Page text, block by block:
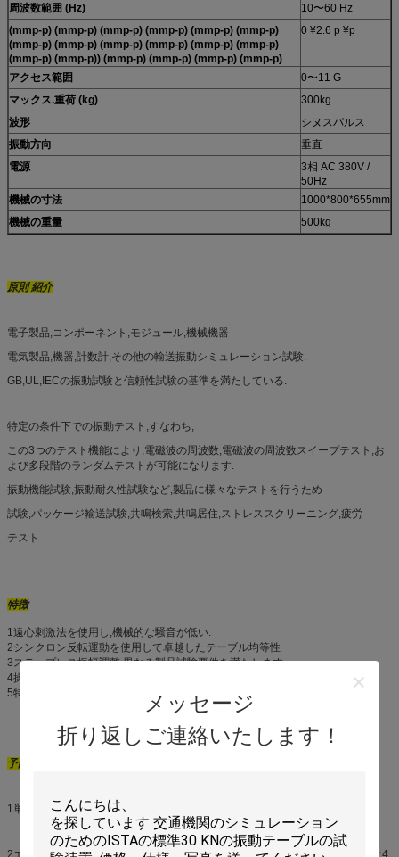
メッセージ
折り返しご連絡いたします！
周波数範囲 (Hz)
10〜60 Hz
(mmp-p) (mmp-p) (mmp-p) (mmp-p) (mmp-p) (mmp-p)
(mmp-p) (mmp-p) (mmp-p) (mmp-p) (mmp-p) (mmp-p)
(mmp-p) (mmp-p)) (mmp-p) (mmp-p) (mmp-p) (mmp-p)
0 ¥2.6 p ¥p
アクセス範囲
0〜11 G
マックス.重荷 (kg)
300kg
波形
シヌスパルス
振動方向
垂直
電源
3相 AC 380V /
50Hz
機械の寸法
1000*800*655mm
機械の重量
500kg
原則 紹介
電子製品,コンポーネント,モジュール,機械機器
電気製品,機器,計数計,その他の輸送振動シミュレーション試験.
GB,UL,IECの振動試験と信頼性試験の基準を満たしている.
特定の条件下での振動テスト,すなわち,
この3つのテスト機能により,電磁波の周波数,電磁波の周波数スイープテスト,お
よび多段階のランダムテストが可能になります.
振動機能試験,振動耐久性試験など,製品に様々なテストを行うため
試験,パッケージ輸送試験,共鳴検索,共鳴居住,ストレススクリーニング,疲労
テスト
特徴
1遠心刺激法を使用し,機械的な騒音が低い.
2シンクロン反転運動を使用して卓越したテーブル均等性
3ステップレス振幅調整,異なる製品試験要件を満たします.
4操作制御インターフェイスは使いやすい.
5特殊な基礎のない衝撃吸収袋で固定されます.
予防策
1単相 AC 220V ±10%(50Hz) の電源が振動試験台に使用される.
2エクセントリックブロックの調整: 機械のためのエクセントリックブロックは4